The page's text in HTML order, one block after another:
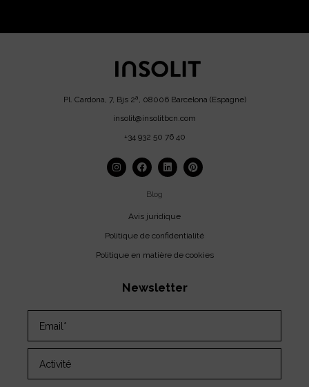
Pl. Cardona, 7, Bjs 2ª, 08006 Barcelona (Espagne)
insolit@insolitbcn.com
+34 932 50 76 40
Blog
Avis juridique
Politique de confidentialité
Politique en matière de cookies
Newsletter